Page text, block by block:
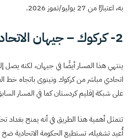
به، اعتبارًا من 27 يوليو/تموز 2026.
2- كركوك – جيهان الاتحادي المباشر
ينتهي هذا المسار أيضًا في جيهان، لكنه
اتحادي مباشر من كركوك ونينوى باتجاه خط
على شبكة إقليم كردستان كما في المسار
تتمثل أهمية هذا الطريق في أنه يمنح بغداد
أُعيد تشغيله، تستطيع الحكومة الاتحادية ضخ